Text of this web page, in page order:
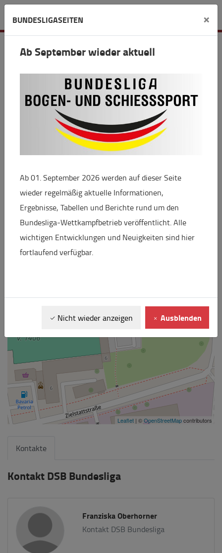
Verein
Kgl.priv. Hauptschützenges.
München 1406
Zielstattstr. 6
81379 München
089786972
info(at)hauptschuetzen.de
+
−
Leaflet | ©OpenStreetMapcontributors
Kontakte
Kontakt DSB Bundesliga
Franziska Oberhorner
Kontakt DSB Bundesliga
BUNDESLIGASEITEN ×
Ab September wieder aktuell
Ab 01. September 2026 werden auf dieser Seite
wieder regelmäßig aktuelle Informationen,
Ergebnisse, Tabellen und Berichte rund um den
Bundesliga-Wettkampfbetrieb veröffentlicht. Alle
wichtigen Entwicklungen und Neuigkeiten sind hier
fortlaufend verfügbar.
Nicht wieder anzeigen Ausblenden